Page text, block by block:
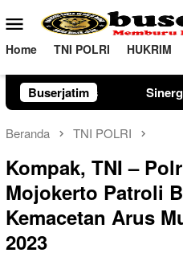
ke
konten
Menu
Mobile
Home TNI POLRI HUKRIM
Buserjatim
Penegak Hukum, Kapolres
Beranda TNI POLRI
Kompak, TNI –
Mojokerto Patroli
Kemacetan Arus
2023